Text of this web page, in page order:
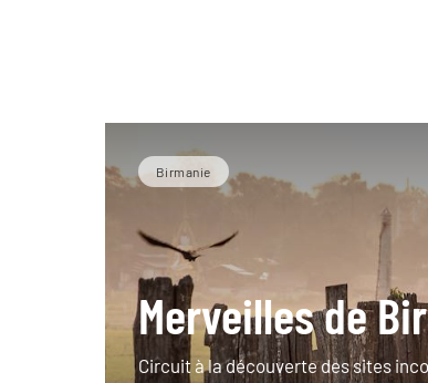
Birmanie
Merveilles de
Circuit à la découverte des sites